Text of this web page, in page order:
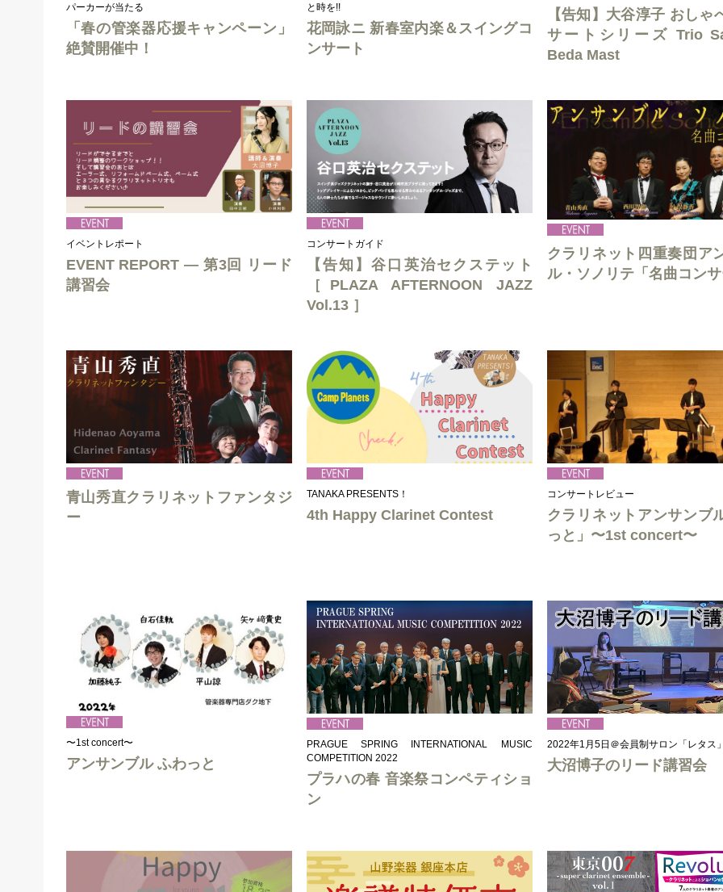
パーカーが当たる
「春の管楽器応援キャンペーン」
絶賛開催中！
と時を!!
花岡詠ニ 新春室内楽＆スイングコ
ンサート
【告知】大谷淳子 おしゃ
サートシリーズ Trio
Beda Mast
イベントレポート
EVENT REPORT ― 第3回 リード
講習会
コンサートガイド
【告知】谷口英治セクステット
［PLAZA AFTERNOON JAZZ
Vol.13 ］
クラリネット四重奏団ア
ル・ソノリテ「名曲コン
青山秀直クラリネットファンタジ
ー
TANAKA PRESENTS！
4th Happy Clarinet Contest
コンサートレビュー
クラリネットアンサンブ
っと」〜1st concert〜
〜1st concert〜
アンサンブル ふわっと
PRAGUE SPRING INTERNATIONAL MUSIC
COMPETITION 2022
プラハの春 音楽祭コンペティショ
ン
2022年1月5日＠会員制サロン「レタス
大沼博子のリード講習会